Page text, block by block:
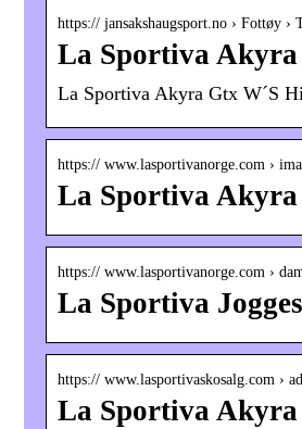
https:// jansakshaugsport.no › Fottøy ›
La Sportiva
La Sportiva Akyra Gtx W´S
https:// www.lasportivanorge.com ›
La Sportiva
https:// www.lasportivanorge.com ›
La Sportiva
https:// www.lasportivaskosalg.com ›
La Sportiva Akyra